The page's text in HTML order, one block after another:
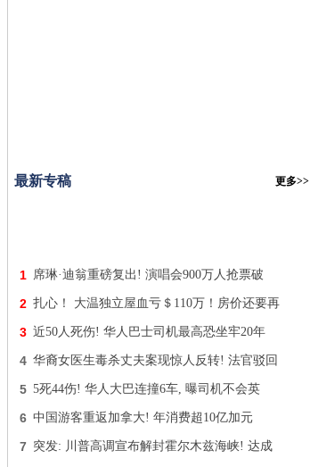
最新专稿 更多>>
1 席琳·迪翁重磅复出! 演唱会900万人抢票破
2 扎心！ 大温独立屋血亏＄110万！房价还要再
3 近50人死伤! 华人巴士司机最高恐坐牢20年
4 华裔女医生毒杀丈夫案现惊人反转! 法官驳回
5 5死44伤! 华人大巴连撞6车, 曝司机不会英
6 中国游客重返加拿大! 年消费超10亿加元
7 突发: 川普高调宣布解封霍尔木兹海峡! 达成